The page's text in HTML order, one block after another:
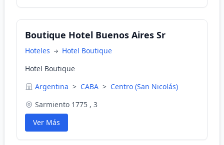
Boutique Hotel Buenos Aires Sr
Hoteles
Hotel Boutique
Hotel Boutique
Argentina > CABA > Centro (San Nicolás)
Sarmiento 1775 , 3
Ver Más